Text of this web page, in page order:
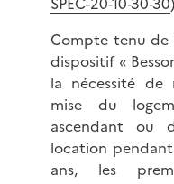
Compte tenu
dispositif «
la nécessité de
mise du
ascendant ou
location
ans, les